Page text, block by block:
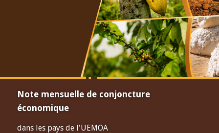
Note mensuelle de conjoncture
économique
dans les pays de l'UEMOA